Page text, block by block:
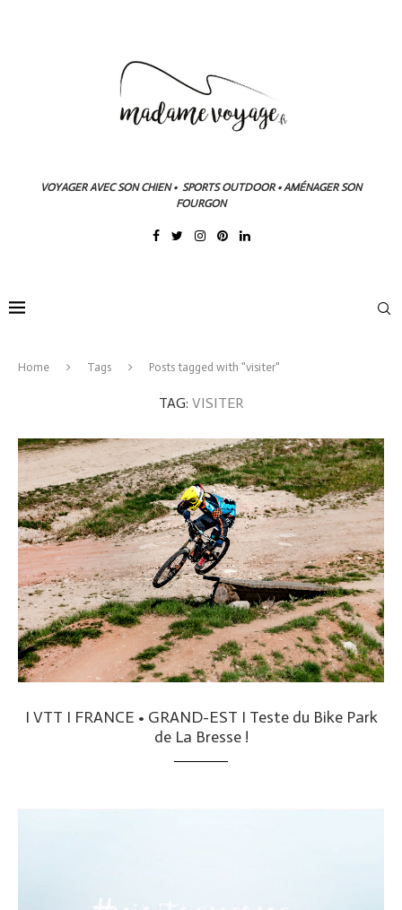
VOYAGER AVEC SON CHIEN • SPORTS OUTDOOR • AMÉNAGER SON
FOURGON
Home Tags Posts tagged with "visiter"
TAG: VISITER
I VTT I FRANCE • GRAND-EST I Teste du Bike Park
de La Bresse !